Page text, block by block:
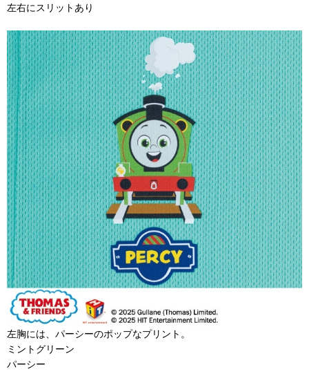
左右にスリットあり
左胸には、パーシーのポップなプリント。
ミントグリーン
パーシー